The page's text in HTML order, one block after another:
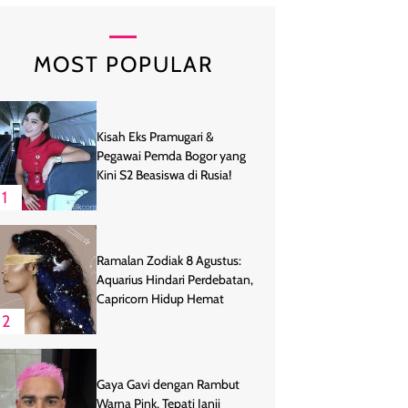
MOST POPULAR
1
Kisah Eks Pramugari &
Pegawai Pemda Bogor yang
Kini S2 Beasiswa di Rusia!
2
Ramalan Zodiak 8 Agustus:
Aquarius Hindari Perdebatan,
Capricorn Hidup Hemat
Gaya Gavi dengan Rambut
Warna Pink, Tepati Janji